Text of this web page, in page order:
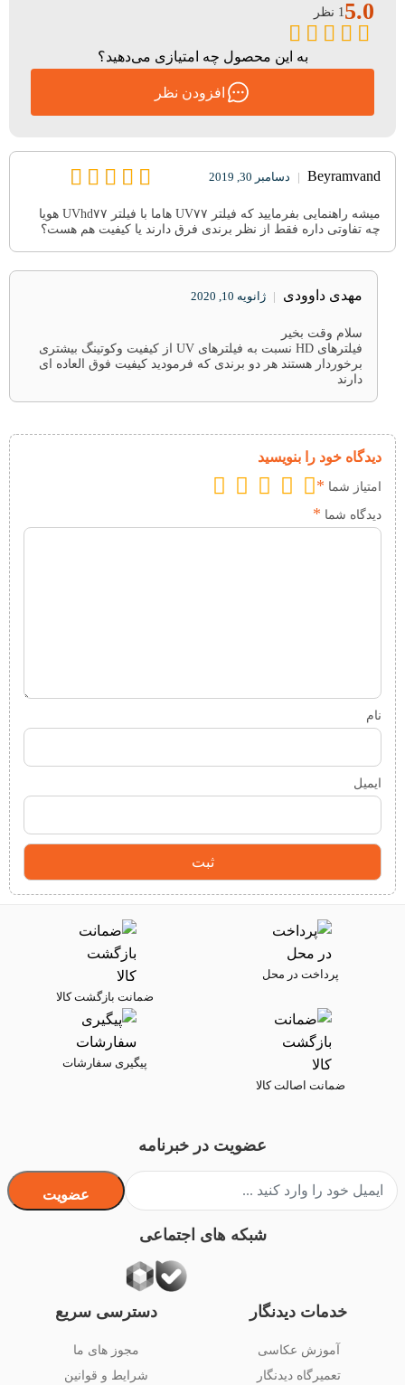
Beyramvand
| دسامبر 30, 2019
میشه راهنمایی بفرمایید که فیلتر UV۷۷ هاما با فیلتر UVhd۷۷ هویا
چه تفاوتی داره فقط از نظر برندی فرق دارند یا کیفیت هم‌ هست؟
مهدی داوودی | ژانویه 10, 2020
سلام وقت بخیر
فیلترهای HD نسبت به فیلترهای UV از کیفیت وکوتینگ بیشتری
برخوردار هستند هر دو برندی که فرمودید کیفیت فوق العاده ای
دارند
دیدگاه خود را بنویسید
امتیاز شما *
دیدگاه شما *
نام
ایمیل
5.01 نظر
به این محصول چه امتیازی می‌دهید؟
افزودن نظر
پرداخت در محل
ضمانت بازگشت کالا
ضمانت اصالت کالا
پیگیری سفارشات
خدمات دیدنگار
آموزش عکاسی
تعمیرگاه دیدنگار
دسترسی سریع
مجوز های ما
شرایط و قوانین
عضویت در خبرنامه
عضویت
شبکه های اجتماعی